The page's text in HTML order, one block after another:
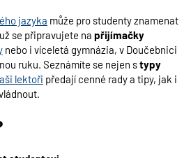
jazyka může pro studenty znamenat
se připravujete na přijímačky
nebo i víceletá gymnázia, v Doučebnici
ruku. Seznámíte se nejen stypy
lektoři předají cenné rady a tipy, jak i